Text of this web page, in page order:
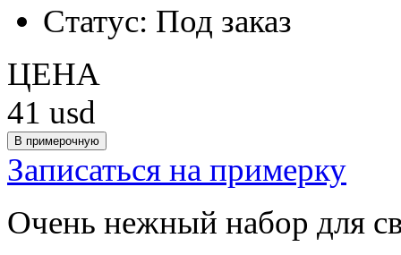
Статус: Под заказ
ЦЕНА
41 usd
Записаться на примерку
Очень нежный набор для